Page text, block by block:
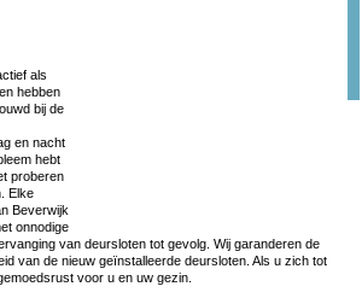
als
hebben
bij de
en nacht
hebt
proberen
Elke
Beverwijk
onnodige
van deursloten tot gevolg. Wij garanderen de
van de nieuw geïnstalleerde deursloten. Als u zich tot
voor u en uw gezin.